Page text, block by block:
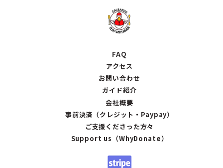
FAQ
アクセス
お問い合わせ
ガイド紹介
会社概要
事前決済（クレジット・Paypay）
ご支援くださった方々
Support us（WhyDonate）